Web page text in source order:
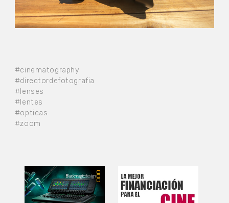
#cinematography
#directordefotografia
#lenses
#lentes
#opticas
#zoom